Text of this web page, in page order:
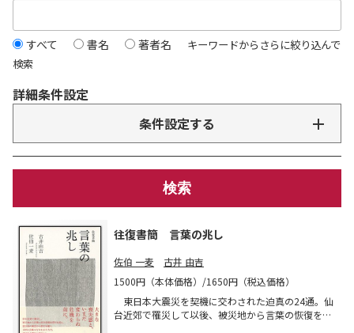
すべて 書名 著者名
キーワードからさらに絞り込んで
検索
詳細条件設定
条件設定する
往復書簡 言葉の兆し
佐伯 一麦
古井 由吉
1500円（本体価格）/1650円（税込価格）
東日本大震災を契機に交わされた迫真の24通。仙
台近郊で罹災して以後、被災地から言葉の恢復を探